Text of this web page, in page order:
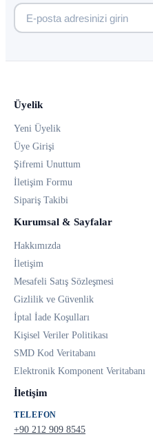
Üyelik
Yeni Üyelik
Üye Girişi
Şifremi Unuttum
İletişim Formu
Sipariş Takibi
Kurumsal & Sayfalar
Hakkımızda
İletişim
Mesafeli Satış Sözleşmesi
Gizlilik ve Güvenlik
İptal İade Koşulları
Kişisel Veriler Politikası
SMD Kod Veritabanı
Elektronik Komponent Veritabanı
İletişim
TELEFON
+90 212 909 8545